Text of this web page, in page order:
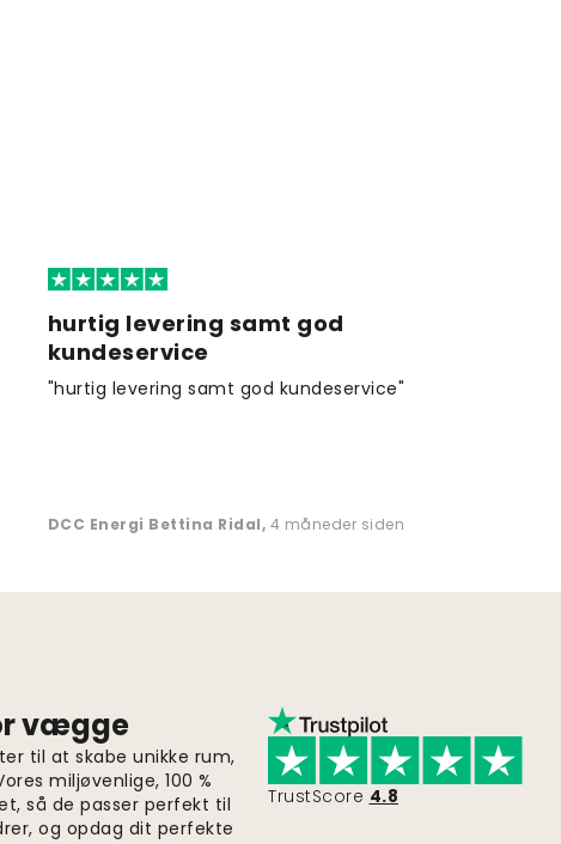
hurtig levering samt god
kundeservice
"hurtig levering samt god kundeservice"
DCC Energi Bettina Ridal, 4 måneder siden
vægge
til at skabe unikke rum,
miljøvenlige, 100 %
så de passer perfekt til
og opdag dit perfekte
TrustScore 4.8